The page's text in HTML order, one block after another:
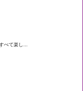
べて楽し...